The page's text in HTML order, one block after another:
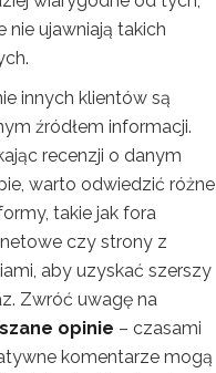
nie ujawniają takich
innych klientów są
źródłem informacji.
recenzji o danym
warto odwiedzić różne
takie jak fora
czy strony z
aby uzyskać szerszy
Zwróć uwagę na
opinie – czasami
komentarze mogą